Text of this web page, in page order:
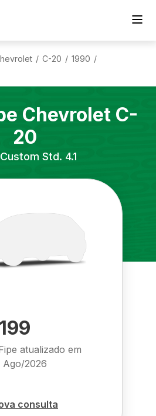
/ C-20 / 1990 /
Chevrolet C-
20
Custom Std. 4.1
atualizado em
Ago/2026
consulta